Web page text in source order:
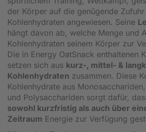
der Körper auf die genügende
Kohlenhydraten angewiesen. Seine
hängt davon ab, welche Menge und
Kohlenhydraten seinem Körper zur
Die in Energy OatSnack enthaltenen
setzen sich aus kurz-, mittel- &
Kohlenhydraten zusammen. Diese
Kohlenhydrate aus
und Polysacchariden sorgt dafür,
sowohl kurzfristig als auch über
Zeitraum Energie zur Verfügung